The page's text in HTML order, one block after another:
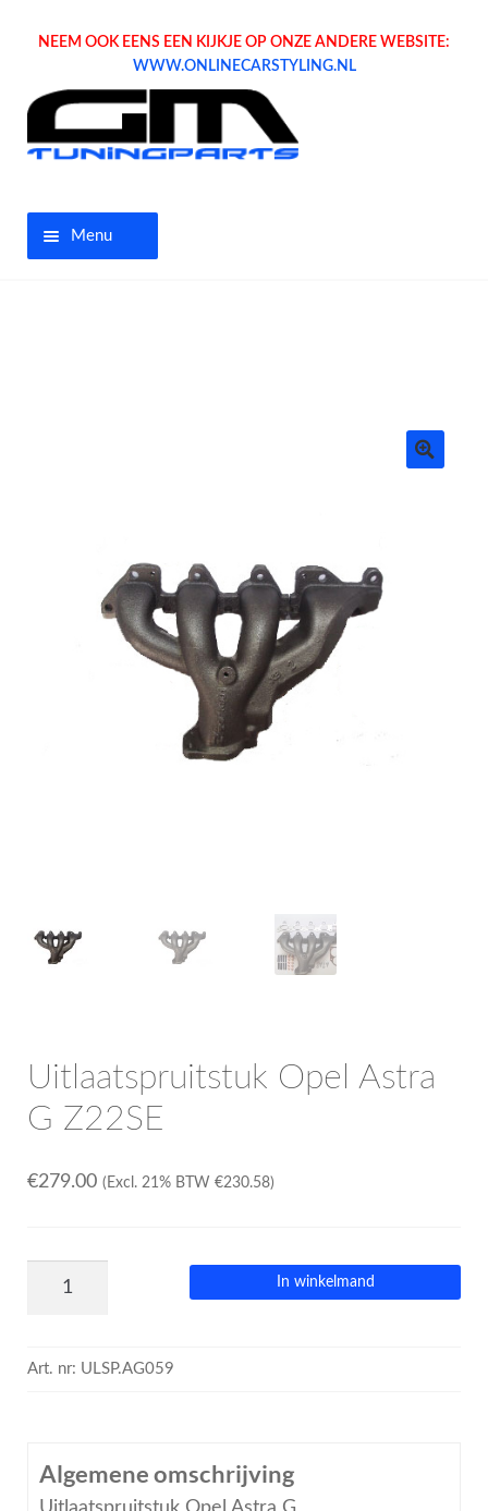
NEEM OOK EENS EEN KIJKJE OP ONZE ANDERE WEBSITE:
WWW.ONLINECARSTYLING.NL
Menu
Bedrijfswagen parts
Inloggen / Registreren
Uitlaatspruitstuk Opel Astra
G Z22SE
€279.00 (Excl. 21% BTW €230.58)
In winkelmand
Art. nr: ULSP.AG059
Algemene omschrijving
Uitlaatspruitstuk Opel Astra G